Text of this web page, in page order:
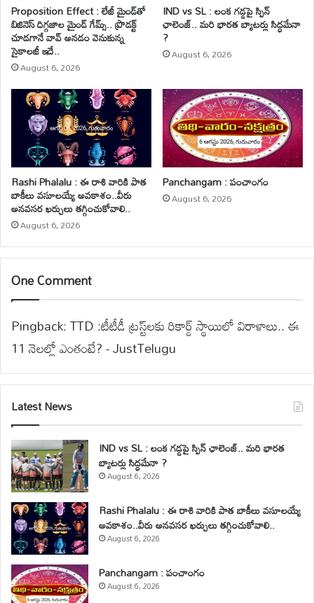
Proposition Effect : లేజీ మైండ్‌తో
బిజినెస్ దిగ్గజాల మైండ్ గేమ్స్.. ప్రొడక్ట్
చూడగానే వావ్ అనడం వెనుకున్న
సైకాలజీ ఇదే..
August 6, 2026
IND vs SL : లంక గడ్డపై స్పిన్
ఛాలెంజ్.. మరి భారత బ్యాటర్లు సిద్ధమేనా
?
August 6, 2026
Rashi Phalalu : ఈ రాశి వారికి పాత
బాకీలు వసూలయ్యే అవకాశం..వీరు
అనవసర ఖర్చులు తగ్గించుకోవాలి..
August 6, 2026
Panchangam : పంచాంగం
August 6, 2026
One Comment
Pingback:TTD :టీటీడీ ట్రస్ట్‌లకు రికార్డ్ స్థాయిలో విరాళాలు.. ఈ
11 నెలల్లో ఎంతంటే? - JustTelugu
Latest News
IND vs SL : లంక గడ్డపై స్పిన్ ఛాలెంజ్.. మరి భారత
బ్యాటర్లు సిద్ధమేనా ?
August 6, 2026
Rashi Phalalu : ఈ రాశి వారికి పాత బాకీలు వసూలయ్యే
అవకాశం..వీరు అనవసర ఖర్చులు తగ్గించుకోవాలి..
August 6, 2026
Panchangam : పంచాంగం
August 6, 2026